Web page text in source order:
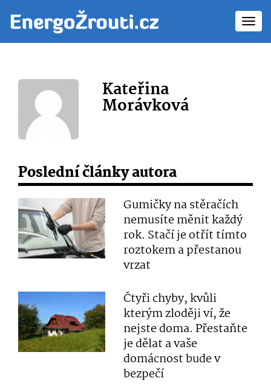
Kateřina
Morávková
Poslední články autora
Gumičky na stěračích
nemusíte měnit každý
rok. Stačí je otřít tímto
roztokem a přestanou
vrzat
Čtyři chyby, kvůli
kterým zloději ví, že
nejste doma. Přestaňte
je dělat a vaše
domácnost bude v
bezpečí